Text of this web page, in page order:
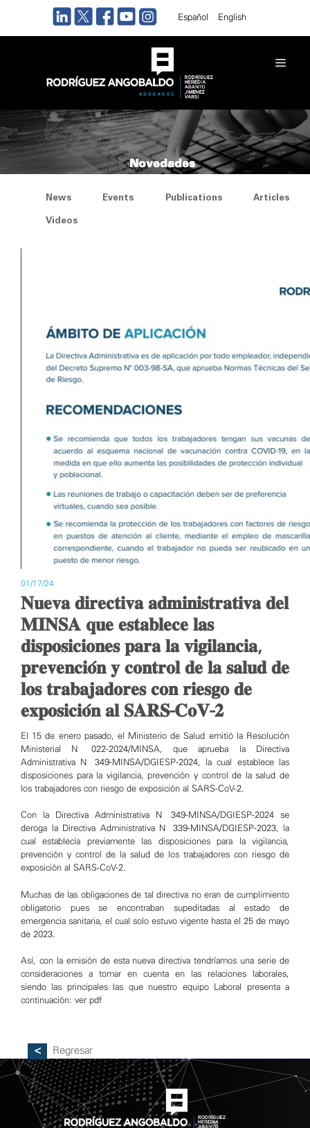
Español English
Novedades
News Events Publications Articles
Videos
01/17/24
𝐍𝐮𝐞𝐯𝐚 𝐝𝐢𝐫𝐞𝐜𝐭𝐢𝐯𝐚 𝐚𝐝𝐦𝐢𝐧𝐢𝐬𝐭𝐫𝐚𝐭𝐢𝐯𝐚 𝐝𝐞𝐥
𝐌𝐈𝐍𝐒𝐀 𝐪𝐮𝐞 𝐞𝐬𝐭𝐚𝐛𝐥𝐞𝐜𝐞 𝐥𝐚𝐬
𝐝𝐢𝐬𝐩𝐨𝐬𝐢𝐜𝐢𝐨𝐧𝐞𝐬 𝐩𝐚𝐫𝐚 𝐥𝐚 𝐯𝐢𝐠𝐢𝐥𝐚𝐧𝐜𝐢𝐚,
𝐩𝐫𝐞𝐯𝐞𝐧𝐜𝐢𝐨́𝐧 𝐲 𝐜𝐨𝐧𝐭𝐫𝐨𝐥 𝐝𝐞 𝐥𝐚 𝐬𝐚𝐥𝐮𝐝 𝐝𝐞
𝐥𝐨𝐬 𝐭𝐫𝐚𝐛𝐚𝐣𝐚𝐝𝐨𝐫𝐞𝐬 𝐜𝐨𝐧 𝐫𝐢𝐞𝐬𝐠𝐨 𝐝𝐞
𝐞𝐱𝐩𝐨𝐬𝐢𝐜𝐢𝐨́𝐧 𝐚𝐥 𝐒𝐀𝐑𝐒-𝐂𝐨𝐕-𝟐
El 15 de enero pasado, el Ministerio de Salud emitió la Resolución
Ministerial N° 022-2024/MINSA, que aprueba la Directiva
Administrativa N° 349-MINSA/DGIESP-2024, la cual establece las
disposiciones para la vigilancia, prevención y control de la salud de
los trabajadores con riesgo de exposición al SARS-CoV-2.
Con la Directiva Administrativa N° 349-MINSA/DGIESP-2024 se
deroga la Directiva Administrativa N° 339-MINSA/DGIESP-2023, la
cual establecía previamente las disposiciones para la vigilancia,
prevención y control de la salud de los trabajadores con riesgo de
exposición al SARS-CoV-2.
Muchas de las obligaciones de tal directiva no eran de cumplimiento
obligatorio pues se encontraban supeditadas al estado de
emergencia sanitaria, el cual solo estuvo vigente hasta el 25 de mayo
de 2023.
Así, con la emisión de esta nueva directiva tendríamos una serie de
consideraciones a tomar en cuenta en las relaciones laborales,
siendo las principales las que nuestro equipo Laboral presenta a
continuación: ver pdf
Regresar